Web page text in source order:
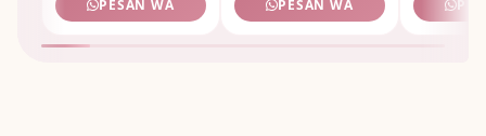
PESAN WA
PESAN WA